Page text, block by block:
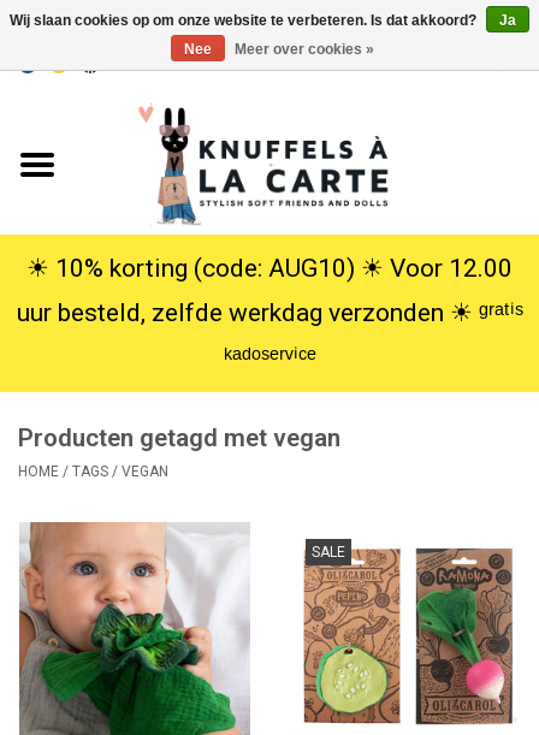
USD
Knuffels
Poppen
SALE
info
Lookbooks
Merken
☀︎ 10% korting (code: AUG10) ☀︎ Voor 12.00
uur besteld, zelfde werkdag verzonden ☀︎ ᵍʳᵃᵗⁱˢ
ᵏᵃᵈᵒˢᵉʳᵛⁱᶜᵉ
Producten getagd met vegan
HOME / TAGS / VEGAN
SALE
Wij slaan cookies op om onze website te verbeteren. Is dat akkoord?
Ja
Nee
Meer over cookies »